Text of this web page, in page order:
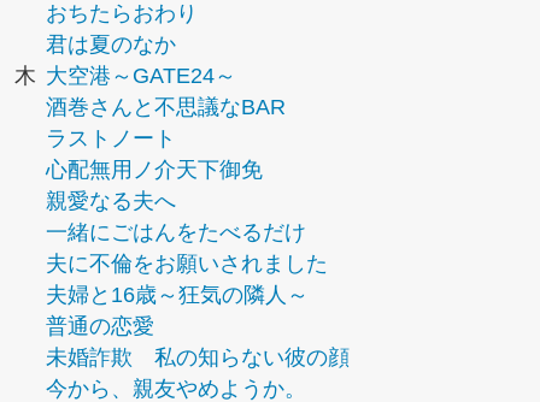
おちたらおわり
君は夏のなか
木 大空港～GATE24～
酒巻さんと不思議なBAR
ラストノート
心配無用ノ介天下御免
親愛なる夫へ
一緒にごはんをたべるだけ
夫に不倫をお願いされました
夫婦と16歳～狂気の隣人～
普通の恋愛
未婚詐欺 私の知らない彼の顔
今から、親友やめようか。